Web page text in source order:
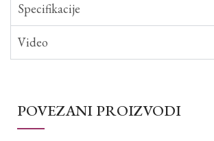
Specifikacije
Video
POVEZANI PROIZVODI